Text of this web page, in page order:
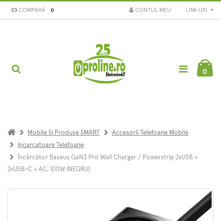
COMPARĂ 0 LINK-URI
CONTUL MEU
0
Mobile Si Produse SMART
Accesorii Telefoane Mobile
Incarcatoare Telefoane
Încărcător Baseus GaN3 Pro Wall Charger / Powerstrip 2xUSB +
2xUSB-C + AC, 100W (NEGRU)